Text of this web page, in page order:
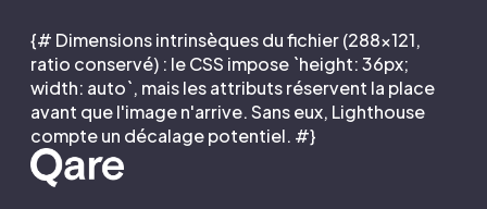
{# Dimensions intrinsèques du fichier (288×121,
ratio conservé) : le CSS impose `height: 36px;
width: auto`, mais les attributs réservent la place
avant que l'image n'arrive. Sans eux, Lighthouse
compte un décalage potentiel. #}